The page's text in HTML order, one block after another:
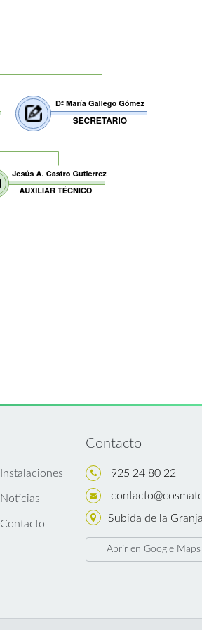
Instalaciones
Noticias
Contacto
Contacto
925 24 80 22
Subida de la
Abrir en Google Maps